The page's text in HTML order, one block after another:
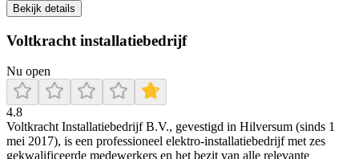
Bekijk details
Voltkracht installatiebedrijf
Nu open
4.8
Voltkracht Installatiebedrijf B.V., gevestigd in Hilversum (sinds 1
mei 2017), is een professioneel elektro‑installatiebedrijf met zes
gekwalificeerde medewerkers en het bezit van alle relevante